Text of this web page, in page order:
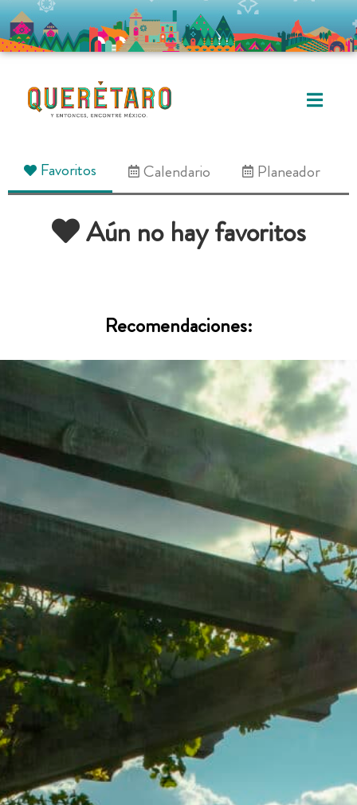
Favoritos Calendario Planeador
Aún no hay favoritos
Recomendaciones: